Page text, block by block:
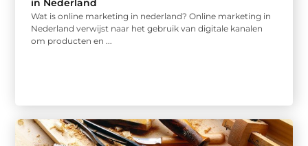
Wat is online marketing in nederland? Online marketing in
Nederland verwijst naar het gebruik van digitale kanalen
om producten en ...